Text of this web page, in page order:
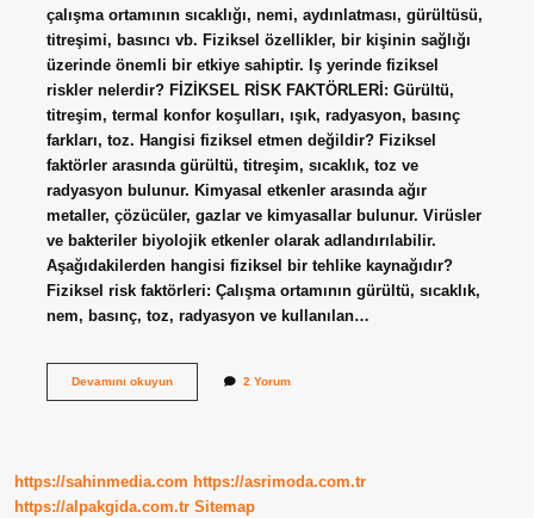
çalışma ortamının sıcaklığı, nemi, aydınlatması, gürültüsü,
titreşimi, basıncı vb. Fiziksel özellikler, bir kişinin sağlığı
üzerinde önemli bir etkiye sahiptir. Iş yerinde fiziksel
riskler nelerdir? FİZİKSEL RİSK FAKTÖRLERİ: Gürültü,
titreşim, termal konfor koşulları, ışık, radyasyon, basınç
farkları, toz. Hangisi fiziksel etmen değildir? Fiziksel
faktörler arasında gürültü, titreşim, sıcaklık, toz ve
radyasyon bulunur. Kimyasal etkenler arasında ağır
metaller, çözücüler, gazlar ve kimyasallar bulunur. Virüsler
ve bakteriler biyolojik etkenler olarak adlandırılabilir.
Aşağıdakilerden hangisi fiziksel bir tehlike kaynağıdır?
Fiziksel risk faktörleri: Çalışma ortamının gürültü, sıcaklık,
nem, basınç, toz, radyasyon ve kullanılan…
Devamını okuyunFiziksel
2 Yorum
https://sahinmedia.com https://asrimoda.com.tr
https://alpakgida.com.tr Sitemap